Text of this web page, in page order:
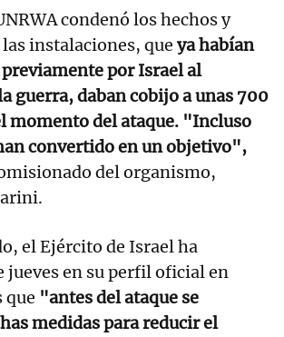
condenó los hechos y
instalaciones, que ya habían
previamente por Israel al
guerra, daban cobijo a unas 700
momento del ataque. "Incluso
convertido en un objetivo",
del organismo,
el Ejército de Israel ha
jueves en su perfil oficial en
que "antes del ataque se
medidas para reducir el